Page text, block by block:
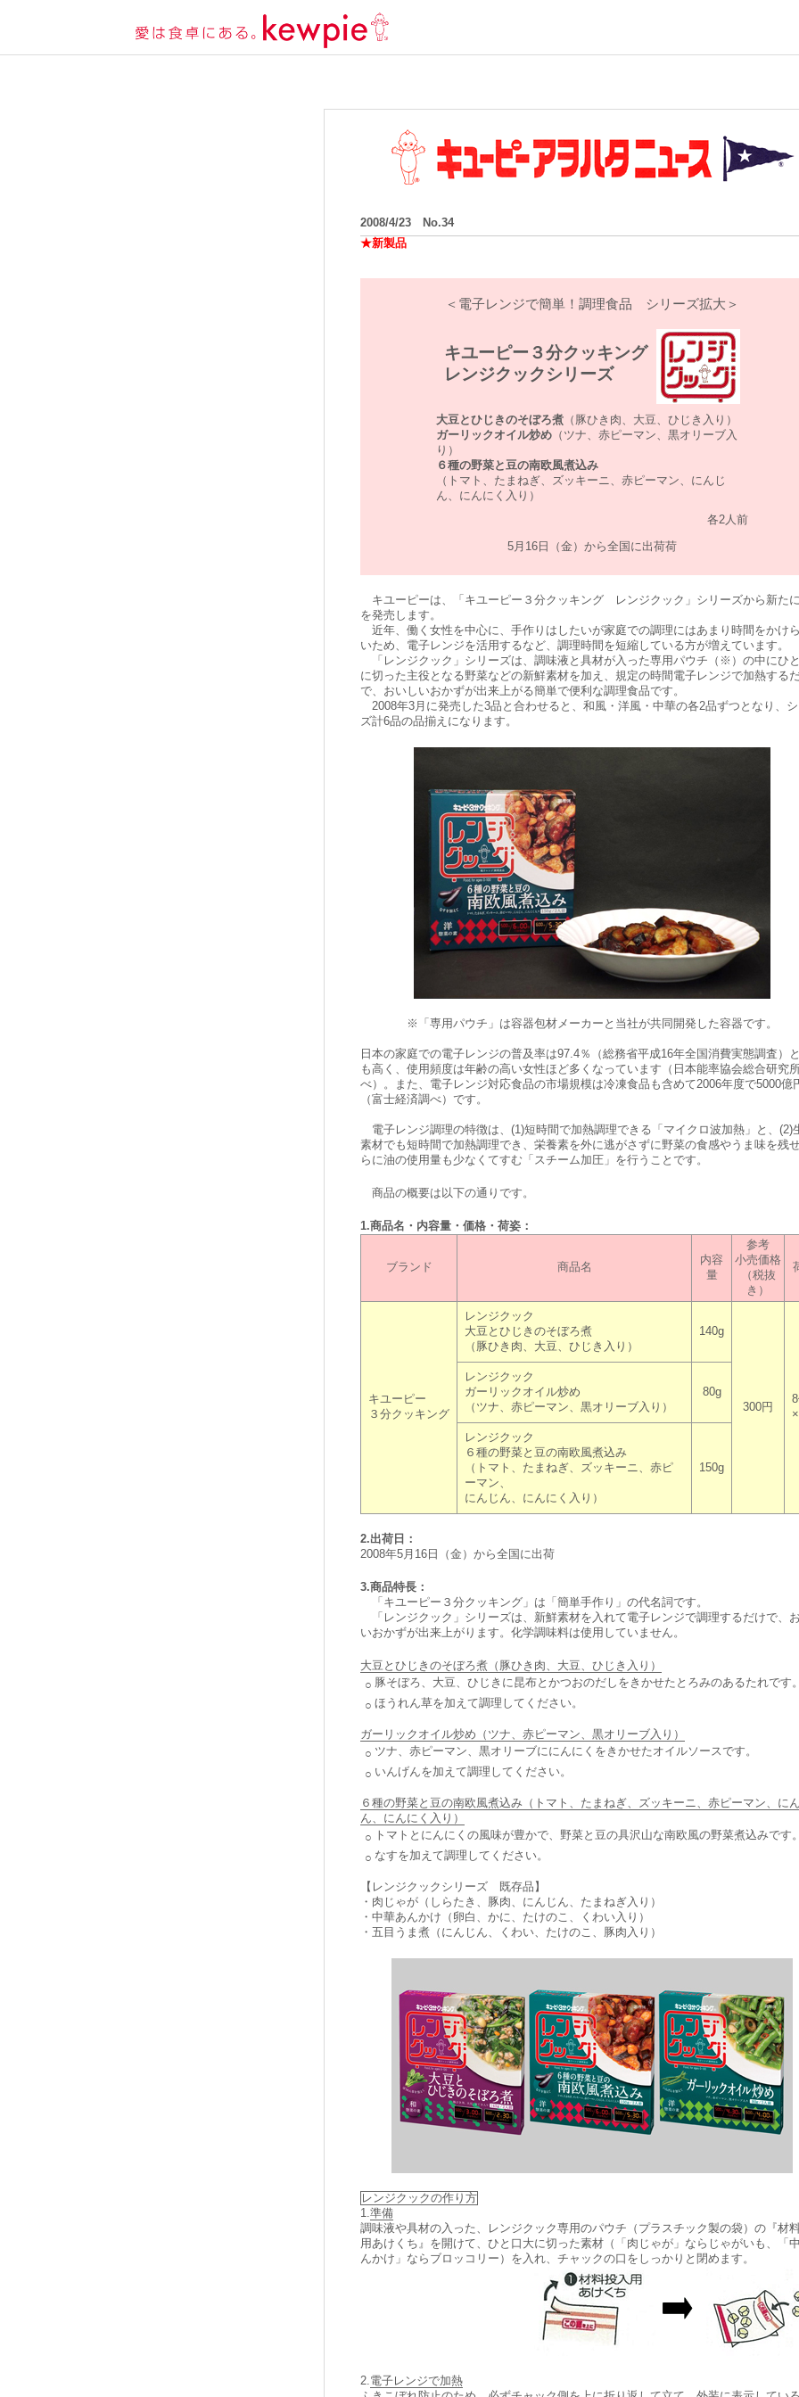
2008/4/23 No.34
★新製品
＜電子レンジで簡単！調理食品 シリーズ拡大＞
キユーピー３分クッキング
レンジクックシリーズ
大豆とひじきのそぼろ煮 （豚ひき肉、大豆、ひじき入り）
ガーリックオイル炒め （ツナ、赤ピーマン、黒オリーブ入
り）
６種の野菜と豆の南欧風煮込み
（トマト、たまねぎ、ズッキーニ、赤ピーマン、にんじ
ん、にんにく入り）
各2人前
5月16日（金）から全国に出荷荷
キユーピーは、「キユーピー３分クッキング レンジクック」シリーズから新た
を発売します。
近年、働く女性を中心に、手作りはしたいが家庭での調理にはあまり時間をかけ
いため、電子レンジを活用するなど、調理時間を短縮している方が増えています。
「レンジクック」シリーズは、調味液と具材が入った専用パウチ（※）の中にひ
に切った主役となる野菜などの新鮮素材を加え、規定の時間電子レンジで加熱する
で、おいしいおかずが出来上がる簡単で便利な調理食品です。
2008年3月に発売した3品と合わせると、和風・洋風・中華の各2品ずつとなり、
ズ計6品の品揃えになります。
※「専用パウチ」は容器包材メーカーと当社が共同開発した容器です。
日本の家庭での電子レンジの普及率は97.4％（総務省平成16年全国消費実態調査）
も高く、使用頻度は年齢の高い女性ほど多くなっています（日本能率協会総合研究
べ）。また、電子レンジ対応食品の市場規模は冷凍食品も含めて2006年度で5000億
（富士経済調べ）です。
電子レンジ調理の特徴は、(1)短時間で加熱調理できる「マイクロ波加熱」と、(2)
素材でも短時間で加熱調理でき、栄養素を外に逃がさずに野菜の食感やうま味を残
らに油の使用量も少なくてすむ「スチーム加圧」を行うことです。
商品の概要は以下の通りです。
1.商品名・内容量・価格・荷姿：
ブランド 商品名
内容
量
参考
小売価格
（税抜
き）
キユーピー
３分クッキング
レンジクック
大豆とひじきのそぼろ煮
（豚ひき肉、大豆、ひじき入り）
140g
300円
レンジクック
ガーリックオイル炒め
（ツナ、赤ピーマン、黒オリーブ入り）
80g
レンジクック
６種の野菜と豆の南欧風煮込み
（トマト、たまねぎ、ズッキーニ、赤ピ
ーマン、
にんじん、にんにく入り）
150g
2.出荷日：
2008年5月16日（金）から全国に出荷
3.商品特長：
「キユーピー３分クッキング」は「簡単手作り」の代名詞です。
「レンジクック」シリーズは、新鮮素材を入れて電子レンジで調理するだけで、
いおかずが出来上がります。化学調味料は使用していません。
大豆とひじきのそぼろ煮（豚ひき肉、大豆、ひじき入り）
○ 豚そぼろ、大豆、ひじきに昆布とかつおのだしをきかせたとろみのあるたれです。
○ ほうれん草を加えて調理してください。
ガーリックオイル炒め（ツナ、赤ピーマン、黒オリーブ入り）
○ ツナ、赤ピーマン、黒オリーブににんにくをきかせたオイルソースです。
○ いんげんを加えて調理してください。
６種の野菜と豆の南欧風煮込み（トマト、たまねぎ、ズッキーニ、赤ピーマン、に
ん、にんにく入り）
○
トマトとにんにくの風味が豊かで、野菜と豆の具沢山な南欧風の野菜煮込みです。
○ なすを加えて調理してください。
【レンジクックシリーズ 既存品】
・肉じゃが（しらたき、豚肉、にんじん、たまねぎ入り）
・中華あんかけ（卵白、かに、たけのこ、くわい入り）
・五目うま煮（にんじん、くわい、たけのこ、豚肉入り）
レンジクックの作り方
1.準備
調味液や具材の入った、レンジクック専用のパウチ（プラスチック製の袋）の『材
用あけくち』を開けて、ひと口大に切った素材（「肉じゃが」ならじゃがいも、「
んかけ」ならブロッコリー）を入れ、チャックの口をしっかりと閉めます。
2.電子レンジで加熱